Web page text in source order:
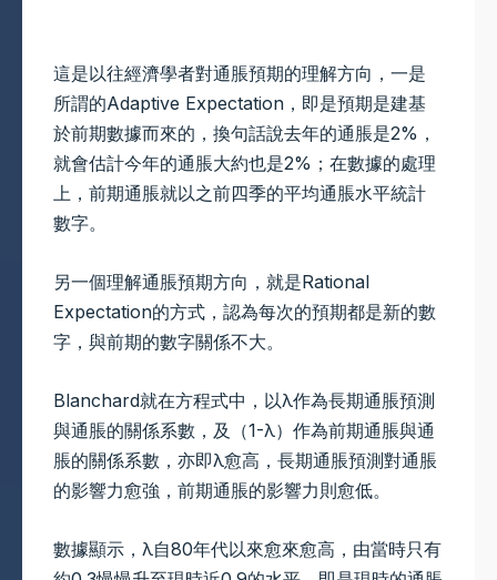
這是以往經濟學者對通脹預期的理解方向，一是
所謂的Adaptive Expectation，即是預期是建基
於前期數據而來的，換句話說去年的通脹是2%，
就會估計今年的通脹大約也是2%；在數據的處理
上，前期通脹就以之前四季的平均通脹水平統計
數字。
另一個理解通脹預期方向，就是Rational
Expectation的方式，認為每次的預期都是新的數
字，與前期的數字關係不大。
Blanchard就在方程式中，以λ作為長期通脹預測
與通脹的關係系數，及（1-λ）作為前期通脹與通
脹的關係系數，亦即λ愈高，長期通脹預測對通脹
的影響力愈強，前期通脹的影響力則愈低。
數據顯示，λ自80年代以來愈來愈高，由當時只有